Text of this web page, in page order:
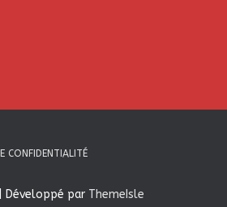
CONFIDENTIALITÉ
Développé par ThemeIsle